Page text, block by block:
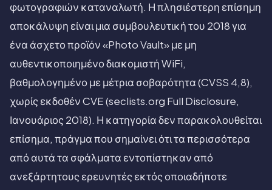
φωτογραφιών καταναλωτή. Η πλησιέστερη επίσημη
αποκάλυψη είναι μια συμβουλευτική του 2018 για
ένα άσχετο προϊόν «Photo Vault» με μη
αυθεντικοποιημένο διακομιστή WiFi,
βαθμολογημένο με μέτρια σοβαρότητα (CVSS 4,8),
χωρίς εκδοθέν CVE (seclists.org Full Disclosure,
Ιανουάριος 2018). Η κατηγορία δεν παρακολουθείται
επίσημα, πράγμα που σημαίνει ότι τα περισσότερα
από αυτά τα σφάλματα εντοπίστηκαν από
ανεξάρτητους ερευνητές εκτός οποιαδήποτε